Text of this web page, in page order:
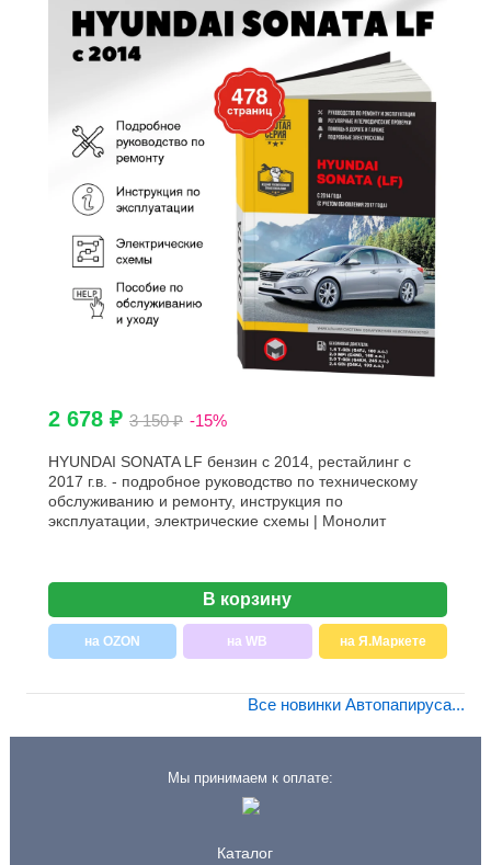
2 678 ₽ 3 150 ₽ -15%
HYUNDAI SONATA LF бензин с 2014, рестайлинг с
2017 г.в. - подробное руководство по техническому
обслуживанию и ремонту, инструкция по
эксплуатации, электрические схемы | Монолит
В корзину
на OZON на WB на Я.Маркете
Все новинки Автопапируса...
Мы принимаем к оплате:
Каталог